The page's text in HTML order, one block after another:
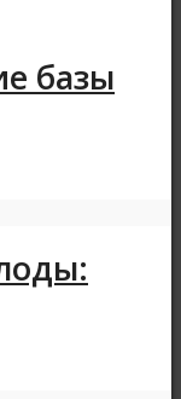
базы